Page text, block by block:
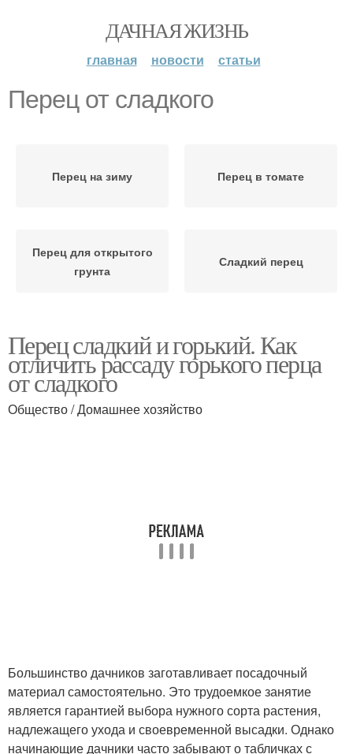
ДАЧНАЯ ЖИЗНЬ
главная новости статьи
Перец от сладкого
Перец на зиму Перец в томате
Перец для открытого
грунта
Сладкий перец
Перец сладкий и горький. Как
отличить рассаду горького перца
от сладкого
Общество / Домашнее хозяйство
Большинство дачников заготавливает посадочный
материал самостоятельно. Это трудоемкое занятие
является гарантией выбора нужного сорта растения,
надлежащего ухода и своевременной высадки. Однако
начинающие дачники часто забывают о табличках с